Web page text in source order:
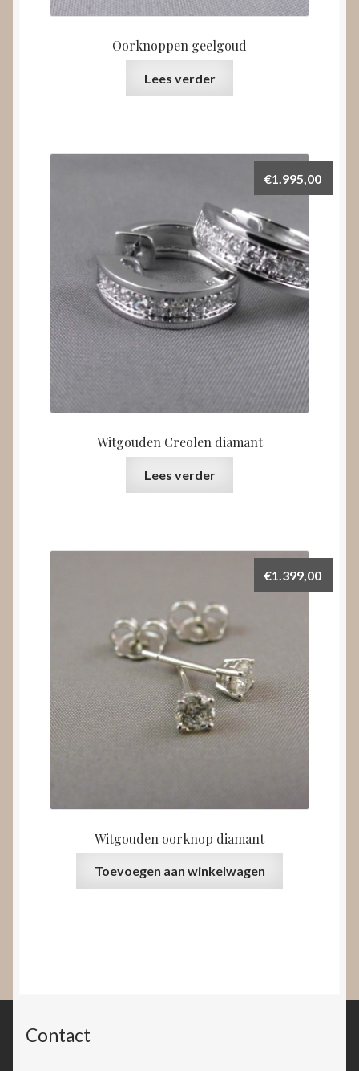
Oorknoppen geelgoud
Lees verder
Witgouden Creolen diamant
€1.995,00
Lees verder
Witgouden oorknop diamant
€1.399,00
Toevoegen aan winkelwagen
Contact